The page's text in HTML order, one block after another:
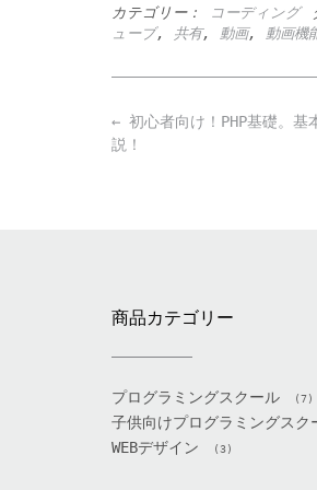
カテゴリー： コーディング
ューブ, 共有, 動画, 動画機
Post
navigation
← 初心者向け！PHP基礎。
説！
商品カテゴリー
プログラミングスクール (7)
子供向けプログラミングスク
WEBデザイン (3)